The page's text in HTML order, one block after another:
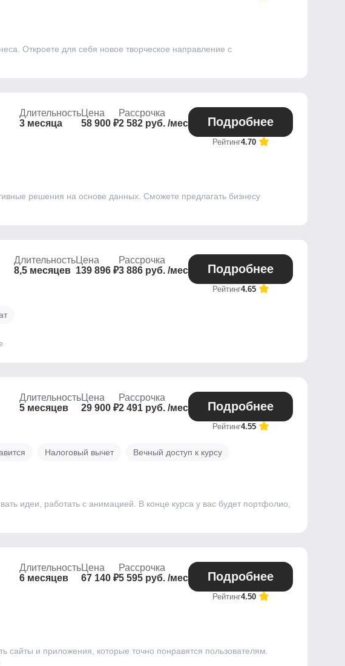
Откроете для себя новое творческое направление с
Длительность
3 месяца
Цена
58 900 ₽
Рассрочка
2 582 руб. /мес
Подробнее
Рейтинг4.70
решения на основе данных. Сможете предлагать бизнесу
Длительность
8,5 месяцев
Цена
139 896 ₽
Рассрочка
3 886 руб. /мес
Подробнее
Рейтинг4.65
Длительность
5 месяцев
Цена
29 900 ₽
Рассрочка
2 491 руб. /мес
Подробнее
Рейтинг4.55
Налоговый вычет Вечный доступ к курсу
идеи, работать с анимацией. В конце курса у вас будет портфолио,
Длительность
6 месяцев
Цена
67 140 ₽
Рассрочка
5 595 руб. /мес
Подробнее
Рейтинг4.50
сайты и приложения, которые точно понравятся пользователям.